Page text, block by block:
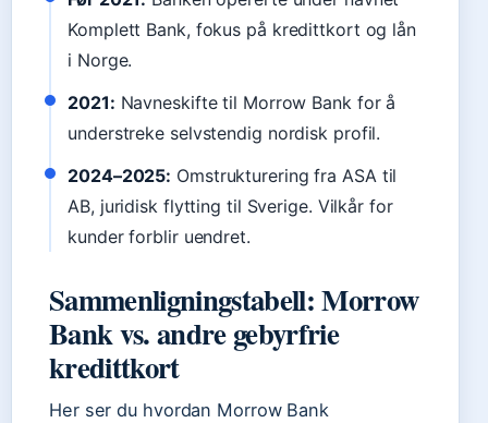
Komplett Bank, fokus på kredittkort og lån
i Norge.
2021: Navneskifte til Morrow Bank for å
understreke selvstendig nordisk profil.
2024–2025: Omstrukturering fra ASA til
AB, juridisk flytting til Sverige. Vilkår for
kunder forblir uendret.
Sammenligningstabell: Morrow
Bank vs. andre gebyrfrie
kredittkort
Her ser du hvordan Morrow Bank